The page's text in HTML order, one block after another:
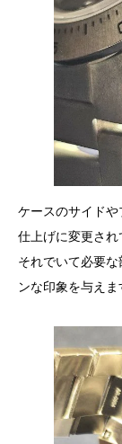
ケースのサイド
仕上げに変更され
それでいて必要
ンな印象を与えま